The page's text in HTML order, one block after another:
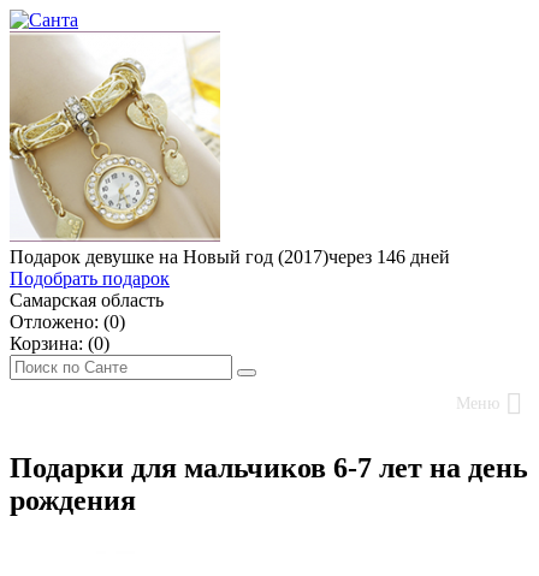
Подарок девушке на Новый год (2017)через 146 дней
Подобрать подарок
Самарская область
Отложено: (0)
Корзина: (0)
Меню
Подарки для мальчиков 6-7 лет на день
рождения